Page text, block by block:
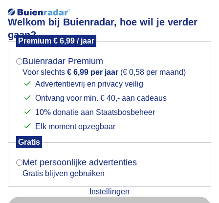
Welkom bij Buienradar, hoe wil je verder
gaan?
Premium € 6,99 / jaar
Buienradar Premium
Voor slechts € 6,99 per jaar (€ 0,58 per maand)
Advertentievrij en privacy veilig
Ontvang voor min. € 40,- aan cadeaus
10% donatie aan Staatsbosbeheer
Elk moment opzegbaar
Gratis
Met persoonlijke advertenties
Gratis blijven gebruiken
Instellingen
Aangenaam nazomerweer
Mogen we je locatie gebruiken voor het
Indien je hier nog geen akkoord op hebt gegeven,
verschijnt er zo een pop-up uit je browser waarin
Is goed, toon de popup
Nu niet, misschien later